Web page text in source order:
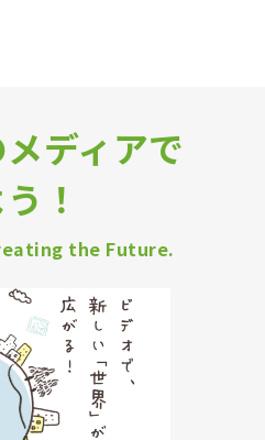
ディアで
！
the Future.